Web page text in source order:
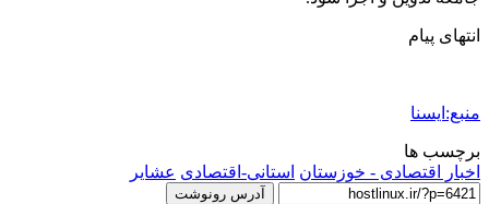
انتهای پیام
منبع:ایسنا
برچسب ها
اخبار اقتصادی - خوزستان استانی-اقتصادی عشاير
آدرس رونوشت